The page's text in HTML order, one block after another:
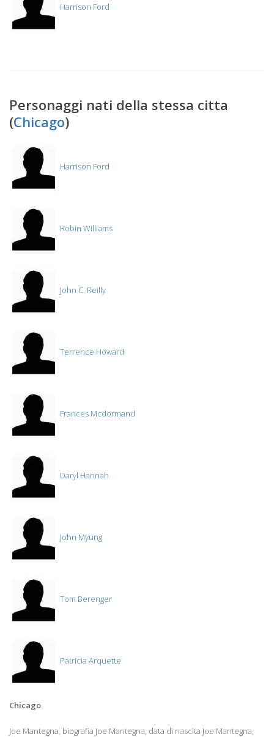
Harrison Ford
Personaggi nati della stessa citta
(Chicago)
Harrison Ford
Robin Williams
John C. Reilly
Terrence Howard
Frances Mcdormand
Daryl Hannah
John Myung
Tom Berenger
Patricia Arquette
Chicago
Joe Mantegna, biografia Joe Mantegna, data di nascita Joe Mantegna,